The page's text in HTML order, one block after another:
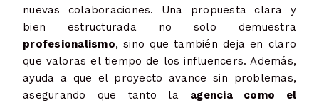
nuevas colaboraciones. Una propuesta clara y
bien estructurada no solo demuestra
profesionalismo, sino que también deja en claro
que valoras el tiempo de los influencers. Además,
ayuda a que el proyecto avance sin problemas,
asegurando que tanto la agencia como el